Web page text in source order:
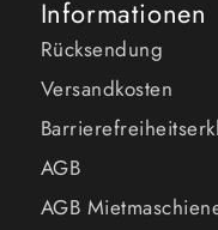
Informationen
Rücksendung
Versandkosten
AGB
AGB